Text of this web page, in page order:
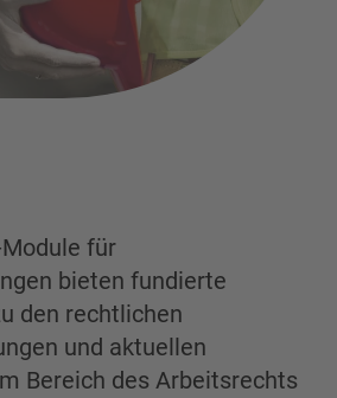
für
bieten fundierte
den rechtlichen
und aktuellen
Bereich des Arbeitsrechts